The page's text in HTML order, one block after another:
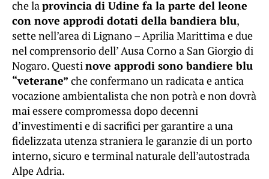
che laprovincia di Udine fa la parte del leone
con nove approdi dotati della bandiera blu,
sette nell’area di Lignano – Aprilia Marittima e due
nel comprensorio dell’ Ausa Corno a San Giorgio di
Nogaro. Questinove approdi sono bandiere blu
“veterane” che confermano un radicata e antica
vocazione ambientalista che non potrà e non dovrà
mai essere compromessa dopo decenni
d’investimenti e di sacrifici per garantire a una
fidelizzata utenza straniera le garanzie di un porto
interno, sicuro e terminal naturale dell’autostrada
Alpe Adria.